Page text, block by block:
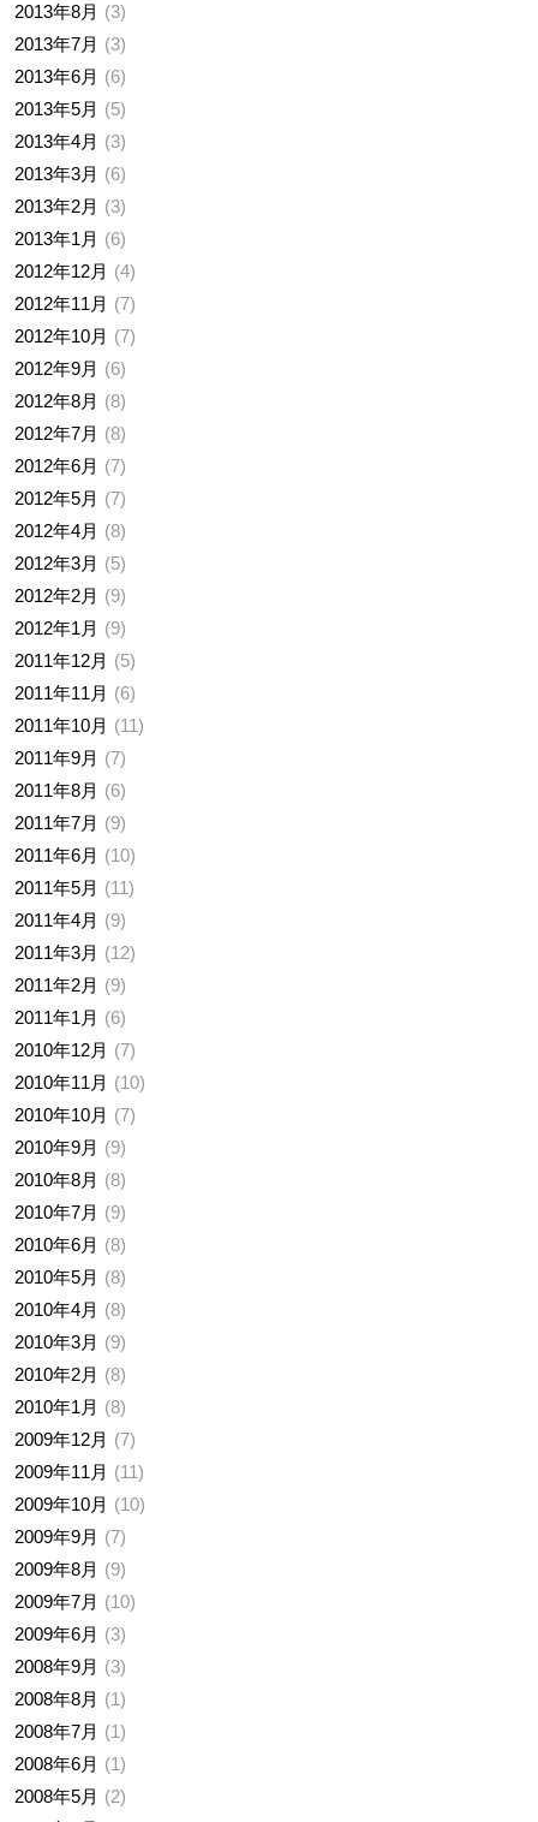
2013年8月
3
2013年7月
3
2013年6月
6
2013年5月
5
2013年4月
3
2013年3月
6
2013年2月
3
2013年1月
6
2012年12月
4
2012年11月
7
2012年10月
7
2012年9月
6
2012年8月
8
2012年7月
8
2012年6月
7
2012年5月
7
2012年4月
8
2012年3月
5
2012年2月
9
2012年1月
9
2011年12月
5
2011年11月
6
2011年10月
11
2011年9月
7
2011年8月
6
2011年7月
9
2011年6月
10
2011年5月
11
2011年4月
9
2011年3月
12
2011年2月
9
2011年1月
6
2010年12月
7
2010年11月
10
2010年10月
7
2010年9月
9
2010年8月
8
2010年7月
9
2010年6月
8
2010年5月
8
2010年4月
8
2010年3月
9
2010年2月
8
2010年1月
8
2009年12月
7
2009年11月
11
2009年10月
10
2009年9月
7
2009年8月
9
2009年7月
10
2009年6月
3
2008年9月
3
2008年8月
1
2008年7月
1
2008年6月
1
2008年5月
2